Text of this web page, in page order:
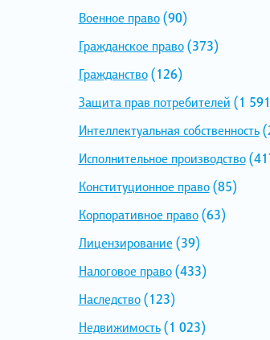
Военное право(90)
Гражданское право(373)
Гражданство(126)
Защита прав потребителей (1
Интеллектуальная собственность
Исполнительное производство
Конституционное право(85)
Корпоративное право(63)
Лицензирование (39)
Налоговое право(433)
Наследство(123)
Недвижимость(1 023)